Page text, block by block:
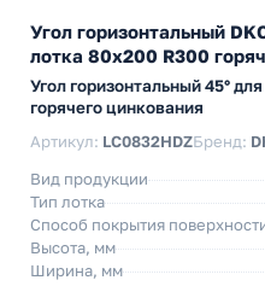
Угол горизонтальный
лотка 80х200 R300
Угол горизонтальный 45°
горячего цинкования
Артикул: LC0832HDZБренд:
Вид продукции
Тип лотка
Способ покрытия
Высота, мм
Ширина, мм